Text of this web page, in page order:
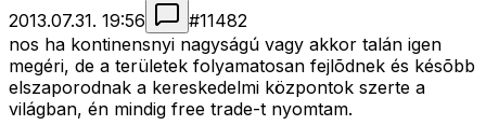
2013.07.31. 19:56
#11482
nos ha kontinensnyi nagyságú vagy akkor talán igen
megéri, de a területek folyamatosan fejlõdnek és késõbb
elszaporodnak a kereskedelmi központok szerte a
világban, én mindig free trade-t nyomtam.